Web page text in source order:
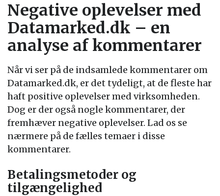
Negative oplevelser med
Datamarked.dk – en
analyse af kommentarer
Når vi ser på de indsamlede kommentarer om
Datamarked.dk, er det tydeligt, at de fleste har
haft positive oplevelser med virksomheden.
Dog er der også nogle kommentarer, der
fremhæver negative oplevelser. Lad os se
nærmere på de fælles temaer i disse
kommentarer.
Betalingsmetoder og
tilgængelighed